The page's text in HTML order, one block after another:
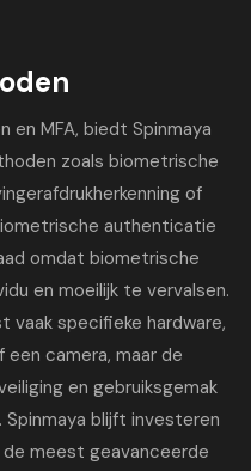
MFA, biedt Spinmaya
zoals biometrische
of
authenticatie
omdat biometrische
en moeilijk te vervalsen.
vaak specifieke hardware,
een camera, maar de
en gebruiksgemak
blijft investeren
meest geavanceerde